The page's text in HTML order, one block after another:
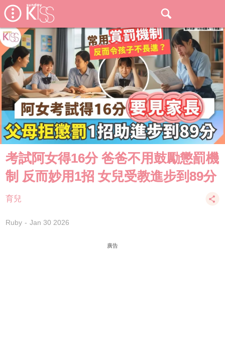
考試阿女得16分 爸爸不用鼓勵懲罰機
制 反而妙用1招 女兒受教進步到89分
育兒
Ruby Jan 30 2026
廣告